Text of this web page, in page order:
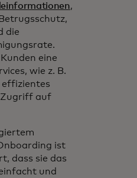
,
die
eine
wie z. B.
effizientes
Zugriff auf
ist
dass sie das
und